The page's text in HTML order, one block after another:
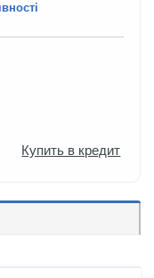
Купить в кредит